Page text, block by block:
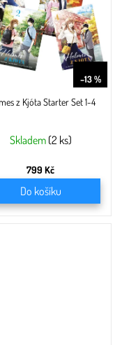
–13 %
z Kjóta Starter Set 1-4
Skladem (2 ks)
799 Kč
Do košíku